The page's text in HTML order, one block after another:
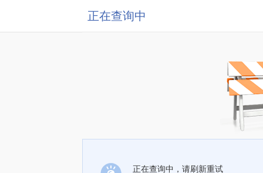
正在查询中
正在查询中，请刷新重试